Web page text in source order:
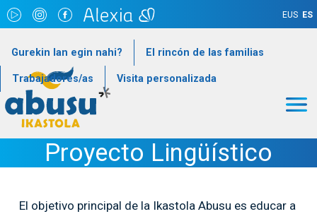
Pasar al contenido principal
EUS ES
goiburukoMenua
Gurekin lan egin nahi? El rincón de las familias
Trabajadores/as Visita personalizada
Proyecto Lingüístico
El objetivo principal de la Ikastola Abusu es educar a